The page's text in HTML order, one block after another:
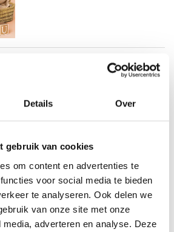
Details Over
gebruik van cookies
om content en advertenties te
voor social media te bieden
te analyseren. Ook delen we
van onze site met onze
adverteren en analyse. Deze
WAT MOET JE ETEN TIJDENS
DE ZWANGERSCHAP? WELKE
STARTEN MET SPORTEN NA JE
ZWANGERSCHAP. EEN AANTAL
CONCRETE TIPS HOE JE DIT
HET BESTE AANPAKT